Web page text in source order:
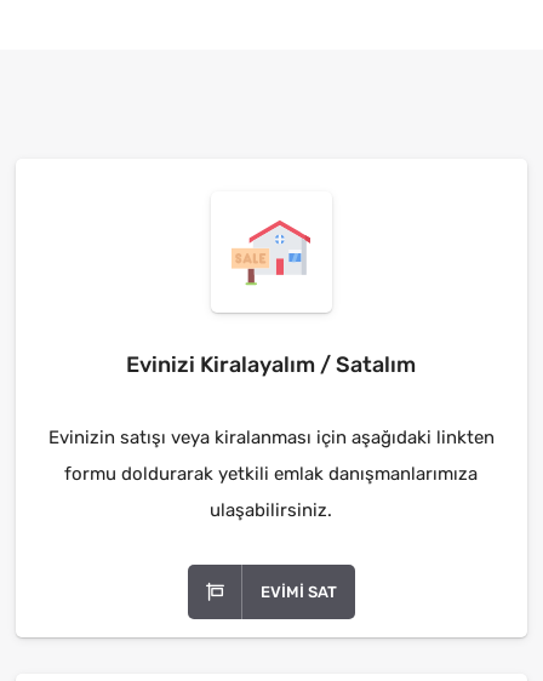
Evinizi Kiralayalım / Satalım
Evinizin satışı veya kiralanması için aşağıdaki linkten
formu doldurarak yetkili emlak danışmanlarımıza
ulaşabilirsiniz.
EVIMI SAT